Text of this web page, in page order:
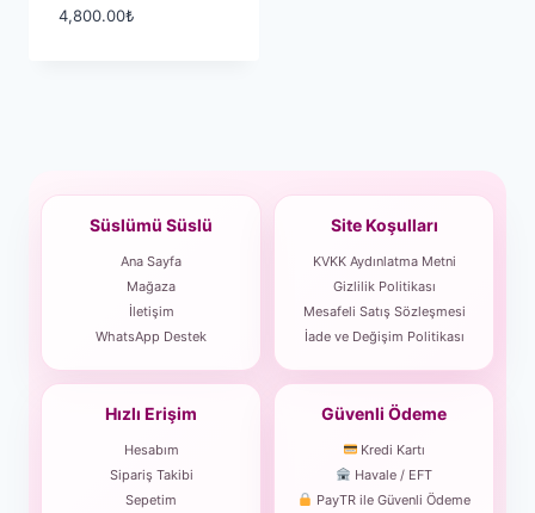
4,800.00₺
Süslümü Süslü
Ana Sayfa
Mağaza
İletişim
WhatsApp Destek
Site Koşulları
KVKK Aydınlatma Metni
Gizlilik Politikası
Mesafeli Satış Sözleşmesi
İade ve Değişim Politikası
Hızlı Erişim
Hesabım
Sipariş Takibi
Sepetim
Güvenli Ödeme
Kredi Kartı
Havale / EFT
PayTR ile Güvenli Ödeme